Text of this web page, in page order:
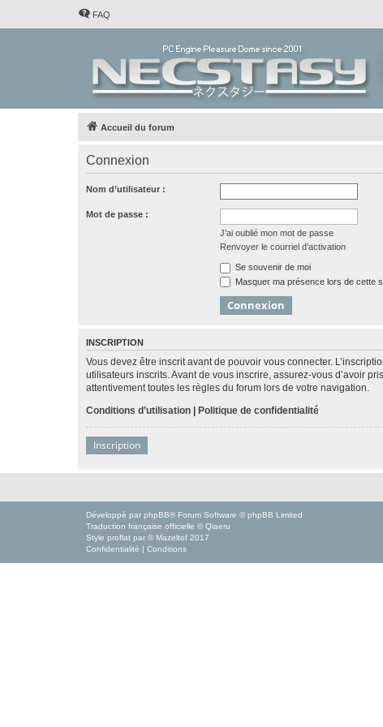
FAQ
Accueil du forum
Connexion
Nom d’utilisateur :
Mot de passe :
J’ai oublié mon mot de passe
Renvoyer le courriel d’activation
Se souvenir de moi
Masquer ma présence lors de cette
INSCRIPTION
Vous devez être inscrit avant de pouvoir vous connecter.
utilisateurs inscrits. Avant de vous inscrire, assurez-vous d’avoir
attentivement toutes les règles du forum lors de votre navigation.
Conditions d’utilisation | Politique de confidentialité
Inscription
Développé par phpBB® Forum Software © phpBB Limited
Traduction française officielle © Qiaeru
Style proflat par © Mazeltof 2017
Confidentialité | Conditions